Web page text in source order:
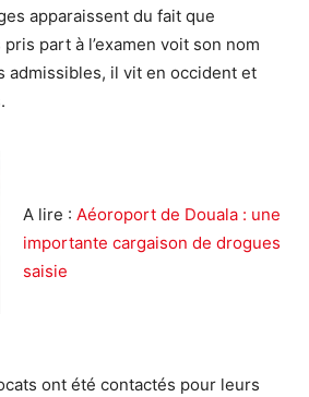
apparaissent du fait que
pris part à l’examen voit son nom
admissibles, il vit en occident et
A lire : Aéoroport de Douala : une
importante cargaison de drogues
saisie
ont été contactés pour leurs